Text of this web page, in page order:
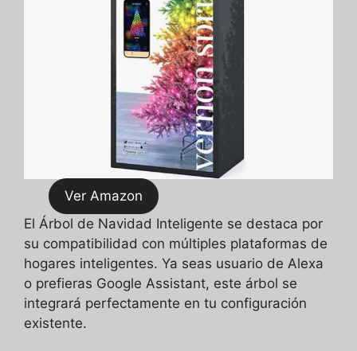
Ver Amazon
El Árbol de Navidad Inteligente se destaca por
su compatibilidad con múltiples plataformas de
hogares inteligentes. Ya seas usuario de Alexa
o prefieras Google Assistant, este árbol se
integrará perfectamente en tu configuración
existente.